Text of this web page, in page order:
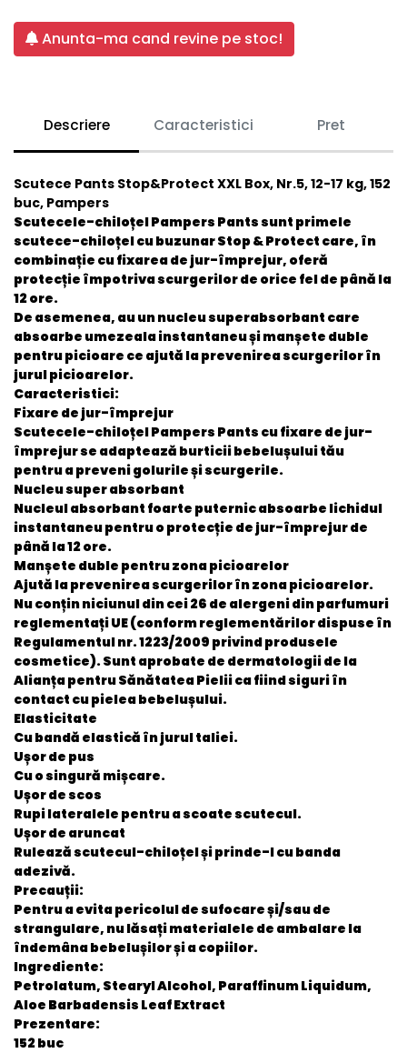
Anunta-ma cand revine pe stoc!
Descriere Caracteristici Pret
Scutece Pants Stop&Protect XXL Box, Nr.5, 12-17 kg, 152
buc, Pampers
Scutecele-chiloțel Pampers Pants sunt primele
scutece-chiloțel cu buzunar Stop & Protect care, în
combinație cu fixarea de jur-împrejur, oferă
protecție împotriva scurgerilor de orice fel de până la
12 ore.
De asemenea, au un nucleu superabsorbant care
absoarbe umezeala instantaneu și manșete duble
pentru picioare ce ajută la prevenirea scurgerilor în
jurul picioarelor.
Caracteristici:
Fixare de jur-împrejur
Scutecele-chiloțel Pampers Pants cu fixare de jur-
împrejur se adaptează burticii bebelușului tău
pentru a preveni golurile și scurgerile.
Nucleu super absorbant
Nucleul absorbant foarte puternic absoarbe lichidul
instantaneu pentru o protecție de jur-împrejur de
până la 12 ore.
Manșete duble pentru zona picioarelor
Ajută la prevenirea scurgerilor în zona picioarelor.
Nu conțin niciunul din cei 26 de alergeni din parfumuri
reglementați UE (conform reglementărilor dispuse în
Regulamentul nr. 1223/2009 privind produsele
cosmetice). Sunt aprobate de dermatologii de la
Alianța pentru Sănătatea Pielii ca fiind siguri în
contact cu pielea bebelușului.
Elasticitate
Cu bandă elastică în jurul taliei.
Ușor de pus
Cu o singură mișcare.
Ușor de scos
Rupi lateralele pentru a scoate scutecul.
Ușor de aruncat
Rulează scutecul-chiloțel și prinde-l cu banda
adezivă.
Precauții:
Pentru a evita pericolul de sufocare și/sau de
strangulare, nu lăsați materialele de ambalare la
îndemâna bebelușilor și a copiilor.
Ingrediente:
Petrolatum, Stearyl Alcohol, Paraffinum Liquidum,
Aloe Barbadensis Leaf Extract
Prezentare:
152 buc